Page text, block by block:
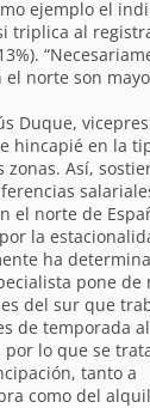
ejemplo el
triplica al
norte son
Duque,
hincapié en la
zonas. Así,
el norte de
la
ha
pone de
del sur que
de temporada
por lo que se
tanto a
como del